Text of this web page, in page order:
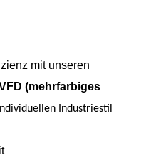
mit unseren
(mehrfarbiges
Industriestil